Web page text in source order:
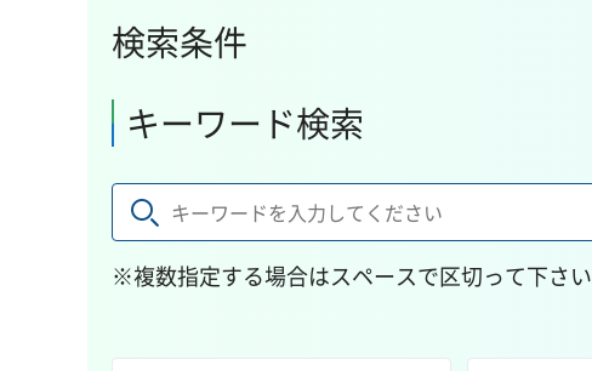
検索条件
キーワード検索
※複数指定する場合はスペースで区切って下さい